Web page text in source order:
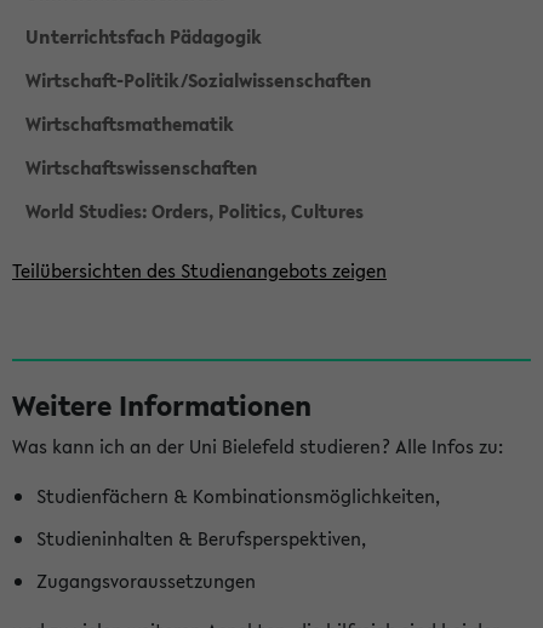
Unterrichtsfach Pädagogik
Wirtschaft-Politik/Sozialwissenschaften
Wirtschaftsmathematik
Wirtschaftswissenschaften
World Studies: Orders, Politics, Cultures
Teilübersichten des Studienangebots zeigen
e
i
t
e
n
Weitere Informationen
Was kann ich an der Uni Bielefeld studieren? Alle Infos zu:
Studienfächern & Kombinationsmöglichkeiten,
Studieninhalten & Berufsperspektiven,
Zugangsvoraussetzungen